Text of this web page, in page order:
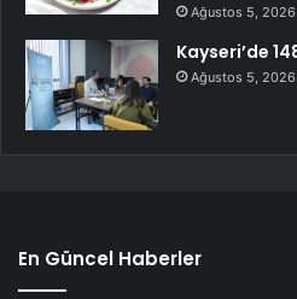
Ağustos 5, 2026
Kayseri’de
Ağustos 5, 2026
En Güncel Haberler